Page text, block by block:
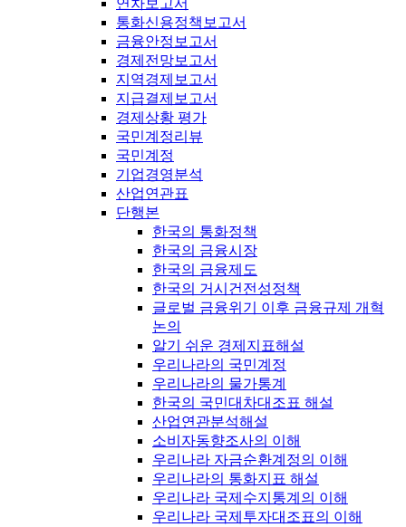
연차보고서
통화신용정책보고서
금융안정보고서
경제전망보고서
지역경제보고서
지급결제보고서
경제상황 평가
국민계정리뷰
국민계정
기업경영분석
산업연관표
단행본
한국의 통화정책
한국의 금융시장
한국의 금융제도
한국의 거시건전성정책
글로벌 금융위기 이후 금융규제 개혁
논의
알기 쉬운 경제지표해설
우리나라의 국민계정
우리나라의 물가통계
한국의 국민대차대조표 해설
산업연관분석해설
소비자동향조사의 이해
우리나라 자금순환계정의 이해
우리나라의 통화지표 해설
우리나라 국제수지통계의 이해
우리나라 국제투자대조표의 이해